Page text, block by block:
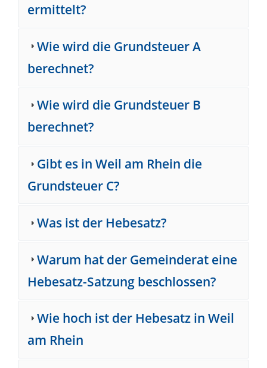
ermittelt?
Wie wird die Grundsteuer A
berechnet?
Wie wird die Grundsteuer B
berechnet?
Gibt es in Weil am Rhein die
Grundsteuer C?
Was ist der Hebesatz?
Warum hat der Gemeinderat eine
Hebesatz-Satzung beschlossen?
Wie hoch ist der Hebesatz in Weil
am Rhein